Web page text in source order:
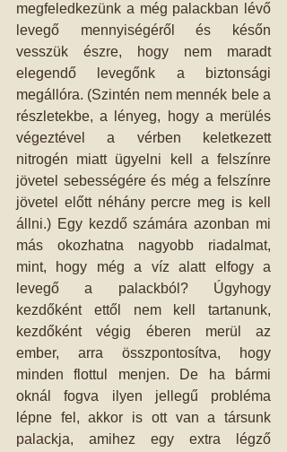
megfeledkezünk a még palackban lévő
levegő mennyiségéről és későn
vesszük észre, hogy nem maradt
elegendő levegőnk a biztonsági
megállóra. (Szintén nem mennék bele a
részletekbe, a lényeg, hogy a merülés
végeztével a vérben keletkezett
nitrogén miatt ügyelni kell a felszínre
jövetel sebességére és még a felszínre
jövetel előtt néhány percre meg is kell
állni.) Egy kezdő számára azonban mi
más okozhatna nagyobb riadalmat,
mint, hogy még a víz alatt elfogy a
levegő a palackból? Úgyhogy
kezdőként ettől nem kell tartanunk,
kezdőként végig éberen merül az
ember, arra összpontosítva, hogy
minden flottul menjen. De ha bármi
oknál fogva ilyen jellegű probléma
lépne fel, akkor is ott van a társunk
palackja, amihez egy extra légző